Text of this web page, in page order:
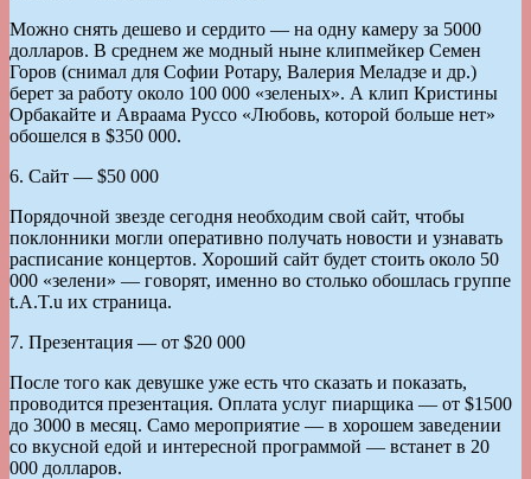
Можно снять дешево и сердито — на одну камеру за 5000
долларов. В среднем же модный ныне клипмейкер Семен
Горов (снимал для Софии Ротару, Валерия Меладзе и др.)
берет за работу около 100 000 «зеленых». А клип Кристины
Орбакайте и Авраама Руссо «Любовь, которой больше нет»
обошелся в $350 000.
6. Сайт — $50 000
Порядочной звезде сегодня необходим свой сайт, чтобы
поклонники могли оперативно получать новости и узнавать
расписание концертов. Хороший сайт будет стоить около 50
000 «зелени» — говорят, именно во столько обошлась группе
t.A.T.u их страница.
7. Презентация — от $20 000
После того как девушке уже есть что сказать и показать,
проводится презентация. Оплата услуг пиарщика — от $1500
до 3000 в месяц. Само мероприятие — в хорошем заведении
со вкусной едой и интересной программой — встанет в 20
000 долларов.